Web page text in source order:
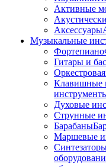
Активные
Аксессуары
Музыкальные
Фортепиано
Гитары и
Клавишные
Духовые
Струнные
Барабаны
Маршевые